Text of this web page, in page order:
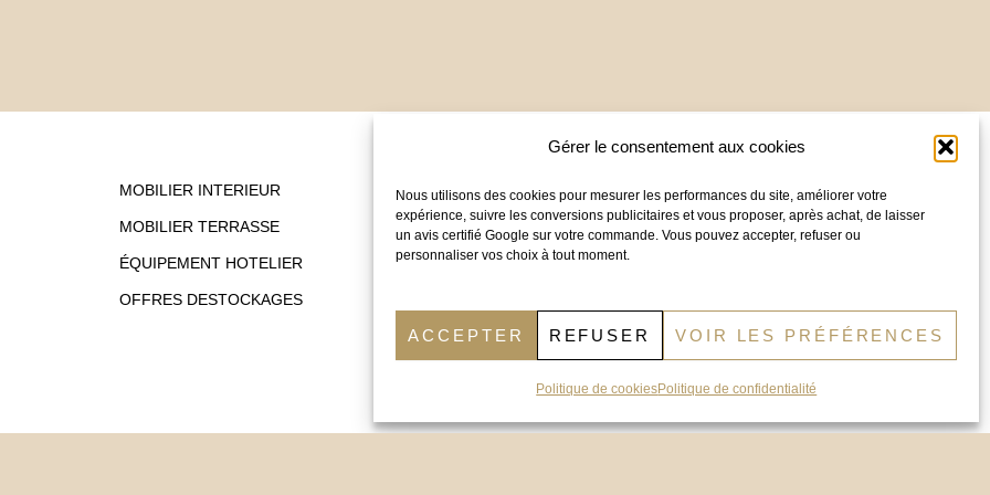
Gérer le consentement aux cookies
Nous utilisons des cookies pour mesurer les performances du site, améliorer votre
expérience, suivre les conversions publicitaires et vous proposer, après achat, de laisser
un avis certifié Google sur votre commande. Vous pouvez accepter, refuser ou
personnaliser vos choix à tout moment.
ACCEPTER REFUSER VOIR LES PRÉFÉRENCES
Politique de cookiesPolitique de confidentialité
MOBILIER INTERIEUR
MOBILIER TERRASSE
ÉQUIPEMENT HOTELIER
OFFRES DESTOCKAGES
Nous contacter :
service commercial au09.83.07.96.34
Entrepôt (visite sur RDV uniquement) :
110 Rue du Companet
69140 Rillieux-la-Pape